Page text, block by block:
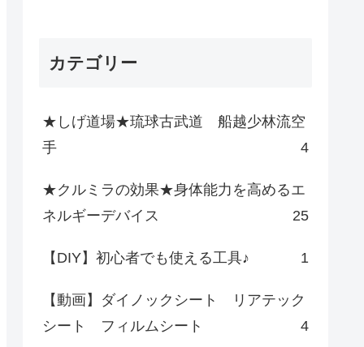
カテゴリー
★しげ道場★琉球古武道 船越少林流空
手
4
★クルミラの効果★身体能力を高めるエ
ネルギーデバイス
25
【DIY】初心者でも使える工具♪ 1
【動画】ダイノックシート リアテック
シート フィルムシート
4